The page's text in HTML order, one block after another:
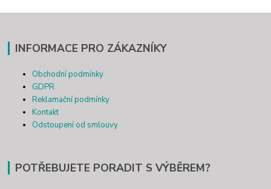
INFORMACE PRO ZÁKAZNÍKY
Obchodní podmínky
GDPR
Reklamační podmínky
Kontakt
Odstoupení od smlouvy
POTŘEBUJETE PORADIT S VÝBĚREM?